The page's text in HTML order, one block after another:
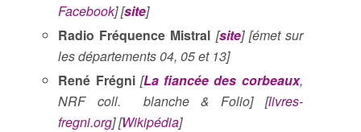
Facebook] [site]
Radio Fréquence Mistral [site] [émet sur
les départements 04, 05 et 13]
René Frégni [La fiancée des corbeaux,
NRF coll. blanche & Folio] [livres-
fregni.org] [Wikipédia]